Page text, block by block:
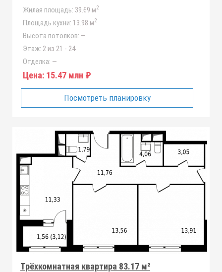
Жилая площадь: 39.69 м2
Площадь кухни: 13.98 м2
Высота потолков: —
Этаж: 2 из 21 - 24
Отделка: —
Цена: 15.47 млн ₽
Посмотреть планировку
Трёхкомнатная квартира 83.17 м²